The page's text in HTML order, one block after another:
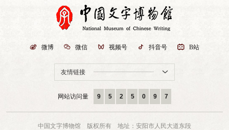
友情链接 
 微博  微信  视频号  抖音号  B站
网站访问量 9 5 2 5 0 9 7
中国文字博物馆 版权所有 地址：安阳市人民大道东段